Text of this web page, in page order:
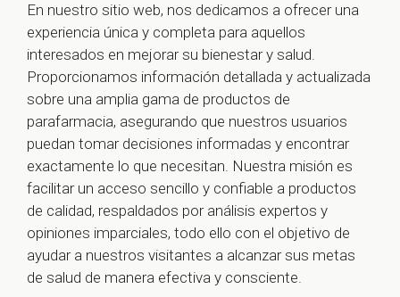
En nuestro sitio web, nos dedicamos a ofrecer una
experiencia única y completa para aquellos
interesados en mejorar su bienestar y salud.
Proporcionamos información detallada y actualizada
sobre una amplia gama de productos de
parafarmacia, asegurando que nuestros usuarios
puedan tomar decisiones informadas y encontrar
exactamente lo que necesitan. Nuestra misión es
facilitar un acceso sencillo y confiable a productos
de calidad, respaldados por análisis expertos y
opiniones imparciales, todo ello con el objetivo de
ayudar a nuestros visitantes a alcanzar sus metas
de salud de manera efectiva y consciente.